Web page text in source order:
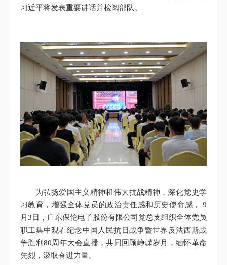
习近平将发表重要讲话并检阅部队。
为弘扬爱国主义精神和伟大抗战精神，深化党史学
习教育，增强全体党员的政治责任感和历史使命感， 9
月3日，广东保伦电子股份有限公司党总支组织全体党员
职工集中观看纪念中国人民抗日战争暨世界反法西斯战
争胜利80周年大会直播，共同回顾峥嵘岁月，缅怀革命
先烈，汲取奋进力量。